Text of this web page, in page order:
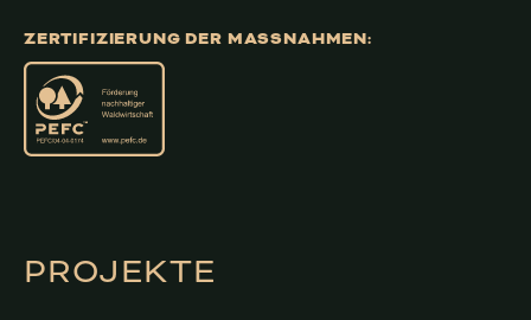
ZERTIFIZIERUNG DER MASSNAHMEN:
PROJEKTE